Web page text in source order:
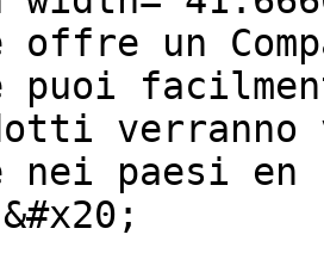
offre un
puoi
nei paesi